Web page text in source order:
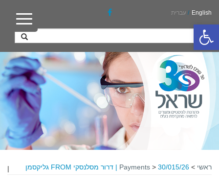
פתח סרגל נגישות
English
/ עברית
ראשי >
Payments > 30/015/26 | דרור מסלנסקי FROM גליקסמן |